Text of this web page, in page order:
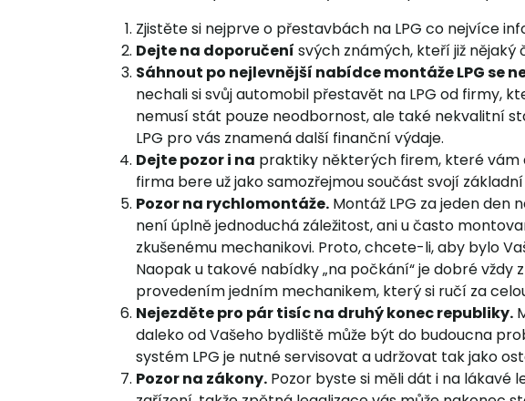
Zjistěte si nejprve o přestavbách na LPG co nejvíce
Dejte na doporučení svých známých, kteří již nějaký
Sáhnout po nejlevnější nabídce montáže LPG se
nechali si svůj automobil přestavět na LPG od firmy,
nemusí stát pouze neodbornost, ale také nekvalitní
LPG pro vás znamená další finanční výdaje.
Dejte pozor i na praktiky některých firem, které vám
firma bere už jako samozřejmou součást svojí
Pozor na rychlomontáže. Montáž LPG za jeden
není úplně jednoduchá záležitost, ani u často
zkušenému mechanikovi. Proto, chcete-li, aby bylo
Naopak u takové nabídky „na počkání“ je dobré
provedením jedním mechanikem, který si ručí za
Nejezděte pro pár tisíc na druhý konec republiky.
daleko od Vašeho bydliště může být do budoucna
systém LPG je nutné servisovat a udržovat tak jako
Pozor na zákony. Pozor byste si měli dát i na lákavé